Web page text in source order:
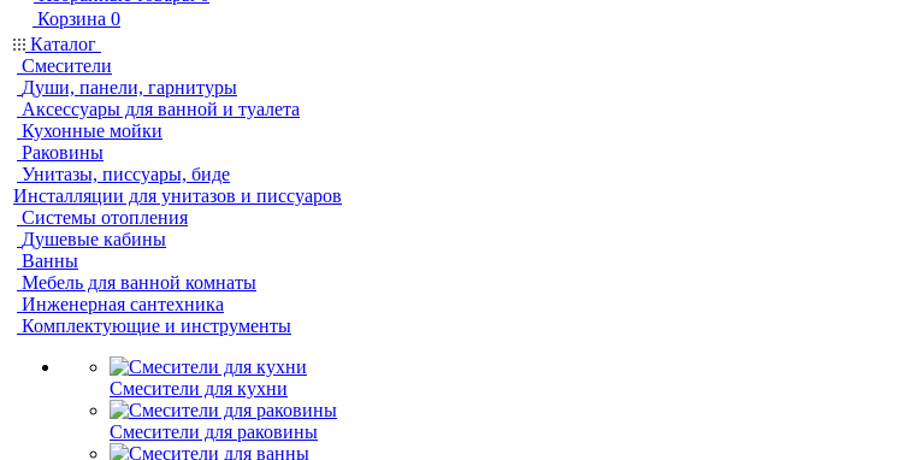
Корзина 0
Каталог
Смесители
Души, панели, гарнитуры
Аксессуары для ванной и туалета
Кухонные мойки
Раковины
Унитазы, писсуары, биде
Инсталляции для унитазов и писсуаров
Системы отопления
Душевые кабины
Ванны
Мебель для ванной комнаты
Инженерная сантехника
Комплектующие и инструменты
Смесители для кухни
Смесители для раковины